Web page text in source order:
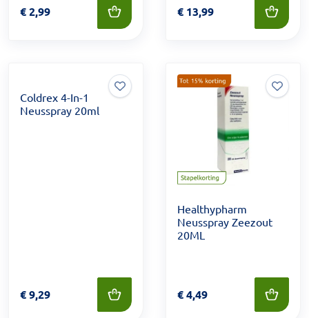
Prijs: € 2,99
€2,99 Prijs: € 13,99
€ 13,99
Coldrex 4-In-1
Neusspray 20ml
Prijs: € 9,29
€9,29
Healthypharm
Neusspray Zeezout
20ML
Prijs: € 4,49
€4,49